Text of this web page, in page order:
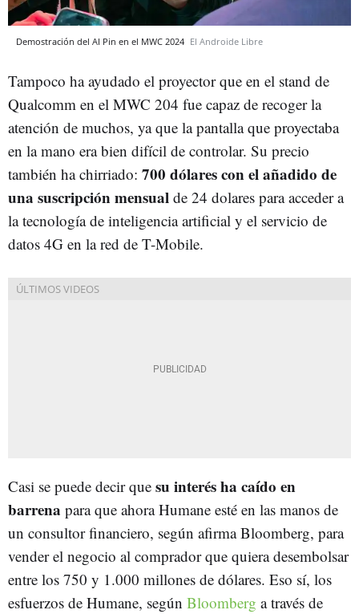
Demostración del AI Pin en el MWC 2024 El Androide Libre
Tampoco ha ayudado el proyector que en el stand de
Qualcomm en el MWC 204 fue capaz de recoger la
atención de muchos, ya que la pantalla que proyectaba
en la mano era bien difícil de controlar. Su precio
también ha chirriado: 700 dólares con el añadido de
una suscripción mensual de 24 dolares para acceder a
la tecnología de inteligencia artificial y el servicio de
datos 4G en la red de T-Mobile.
Casi se puede decir que su interés ha caído en
barrena para que ahora Humane esté en las manos de
un consultor financiero, según afirma Bloomberg, para
vender el negocio al comprador que quiera desembolsar
entre los 750 y 1.000 millones de dólares. Eso sí, los
esfuerzos de Humane, según Bloomberg a través de